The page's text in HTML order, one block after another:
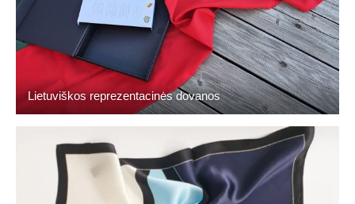
Lietuviškos reprezentacinės dovanos